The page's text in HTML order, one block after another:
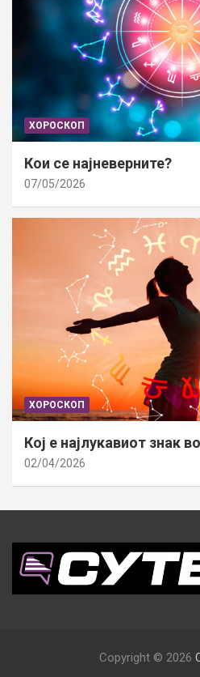
ХОРОСКОП
Кои се најневерните?
07/05/2026
ХОРОСКОП
Кој е најлукавиот знак
02/04/2026
Copyright © 2026